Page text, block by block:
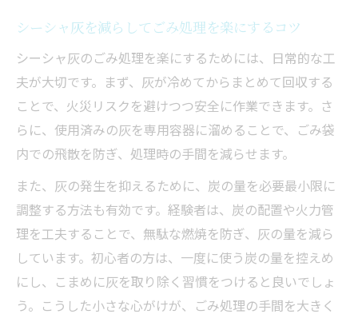
シーシャ灰を減らしてごみ処理を楽にするコツ
シーシャ灰のごみ処理を楽にするためには、日常的な工
夫が大切です。まず、灰が冷めてからまとめて回収する
ことで、火災リスクを避けつつ安全に作業できます。さ
らに、使用済みの灰を専用容器に溜めることで、ごみ袋
内での飛散を防ぎ、処理時の手間を減らせます。
また、灰の発生を抑えるために、炭の量を必要最小限に
調整する方法も有効です。経験者は、炭の配置や火力管
理を工夫することで、無駄な燃焼を防ぎ、灰の量を減ら
しています。初心者の方は、一度に使う炭の量を控えめ
にし、こまめに灰を取り除く習慣をつけると良いでしょ
う。こうした小さな心がけが、ごみ処理の手間を大きく